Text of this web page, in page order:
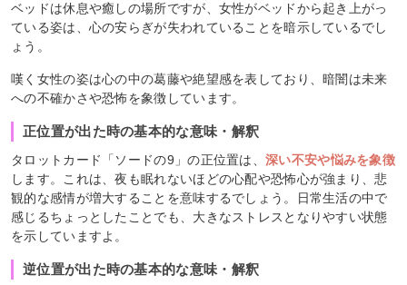
ベッドは休息や癒しの場所ですが、女性がベッドから起き上がっ
ている姿は、心の安らぎが失われていることを暗示しているでし
ょう。
嘆く女性の姿は心の中の葛藤や絶望感を表しており、暗闇は未来
への不確かさや恐怖を象徴しています。
正位置が出た時の基本的な意味・解釈
タロットカード「ソードの9」の正位置は、深い不安や悩みを象徴
します。これは、夜も眠れないほどの心配や恐怖心が強まり、悲
観的な感情が増大することを意味するでしょう。日常生活の中で
感じるちょっとしたことでも、大きなストレスとなりやすい状態
を示していますよ。
逆位置が出た時の基本的な意味・解釈